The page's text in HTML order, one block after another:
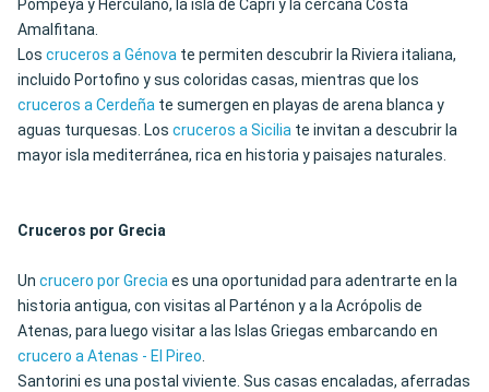
Pompeya y Herculano, la isla de Capri y la cercana Costa
Amalfitana.
Los cruceros a Génova te permiten descubrir la Riviera italiana,
incluido Portofino y sus coloridas casas, mientras que los
cruceros a Cerdeña te sumergen en playas de arena blanca y
aguas turquesas. Los cruceros a Sicilia te invitan a descubrir la
mayor isla mediterránea, rica en historia y paisajes naturales.
Cruceros por Grecia
Un crucero por Greciaes una oportunidad para adentrarte en la
historia antigua, con visitas al Parténon y a la Acrópolis de
Atenas, para luego visitar a las Islas Griegas embarcando en
crucero a Atenas - El Pireo.
Santorini es una postal viviente. Sus casas encaladas, aferradas